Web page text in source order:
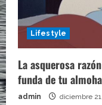
Lifestyle
La asquerosa
funda de tu
admin diciembre